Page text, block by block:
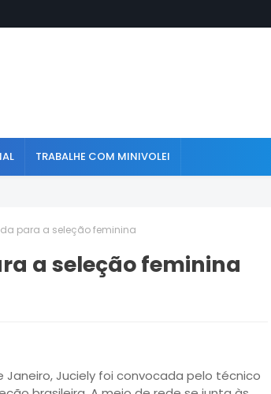
TRABALHE COM MINIVOLEI
para a seleção feminina
a seleção feminina
Juciely foi convocada pelo técnico